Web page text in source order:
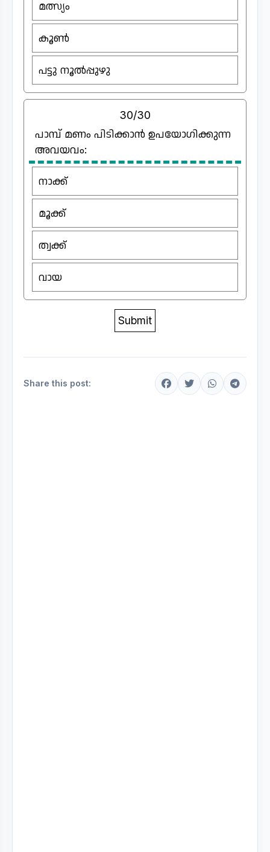
മത്സ്യം
കൂൺ
പട്ടു നൂൽപ്പുഴു
30/30
പാമ്പ് മണം പിടിക്കാൻ ഉപയോഗിക്കുന്ന
അവയവം:
നാക്ക്
മൂക്ക്
ത്വക്ക്
വായ
Share this post: